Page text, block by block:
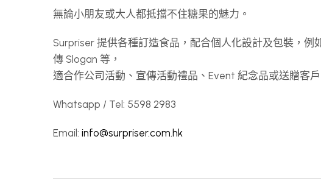
無論小朋友或大人都抵擋不住糖果的魅力。
Surpriser 提供各種訂造食品，配合個人化設計及包裝，
傳 Slogan 等，
適合作公司活動、宣傳活動禮品、Event 紀念品或送贈客
Whatsapp / Tel: 5598 2983
Email: info@surpriser.com.hk